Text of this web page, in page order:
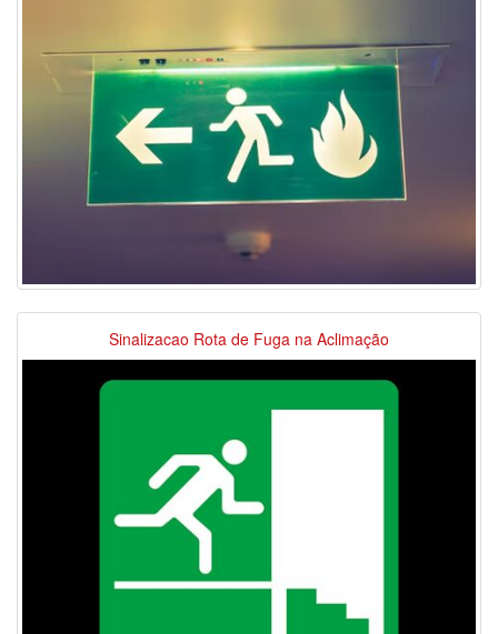
Sinalizacao Rota de Fuga na Aclimação